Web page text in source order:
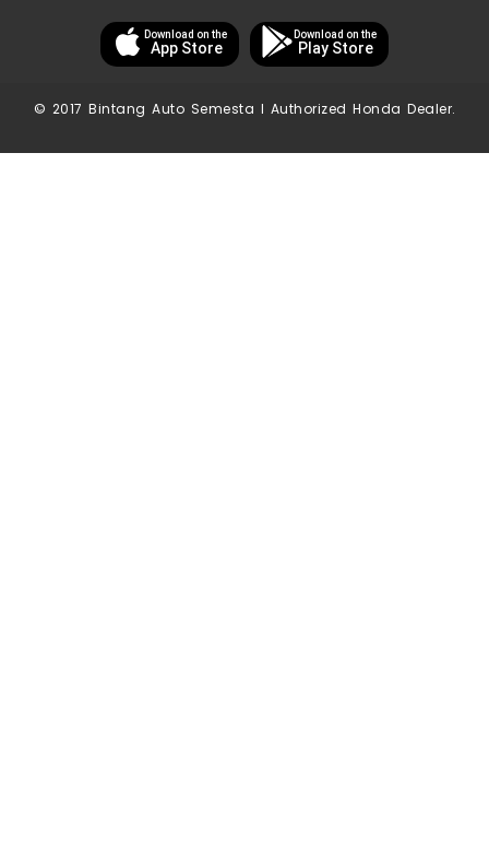
Download on the
App Store
Download on the
Play Store
© 2017 Bintang Auto Semesta I Authorized Honda Dealer.